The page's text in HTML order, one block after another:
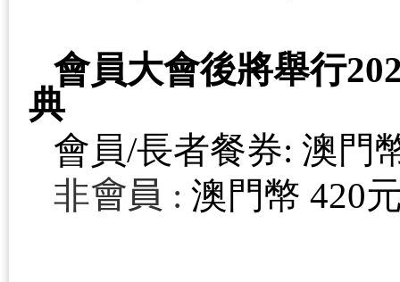
會員大會後將舉行
典
會員/長者餐券: 澳門
非會員 : 澳門幣 420